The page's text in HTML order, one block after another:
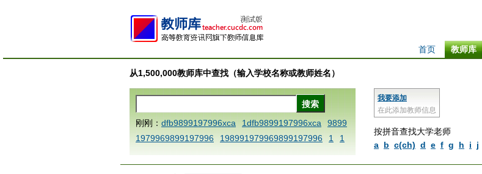
教师库
首页
从1,500,000教师库中查找（输入学校名称或教师姓名）
我要添加
在此添加教师信息
按拼音查找大学老师
a b c(ch) d e f g h i j
刚刚： dfb9899197996xca 1dfb9899197996xca
9899
1979969899197996
198991979969899197996 1
1
AAABBBCCCdefine blablaenddefine dfbxyzendtemplat